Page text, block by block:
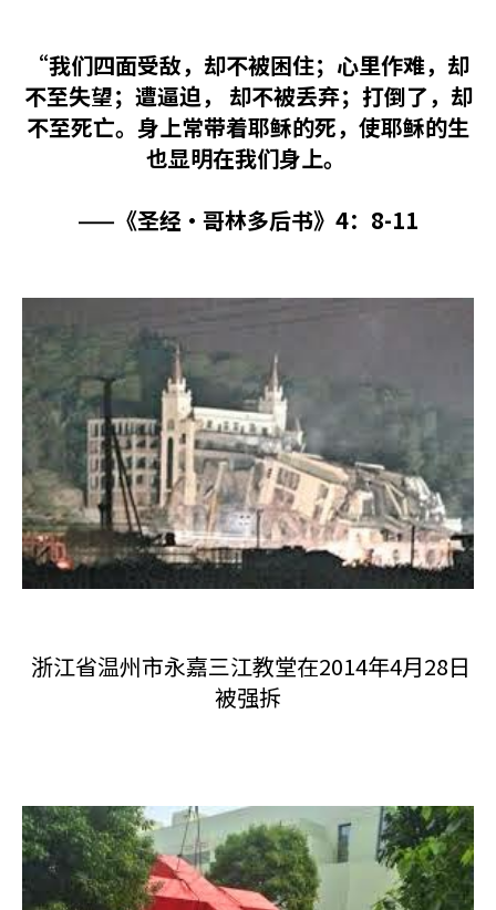
“我们四面受敌，却不被困住；心里作难，却
不至失望；遭逼迫， 却不被丢弃；打倒了，却
不至死亡。身上常带着耶稣的死，使耶稣的生
也显明在我们身上。
——《圣经·哥林多后书》4：8-11
浙江省温州市永嘉三江教堂在2014年4月28日
被强拆